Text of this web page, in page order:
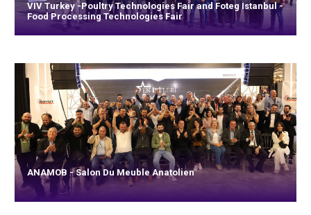
VIV Turkey -Poultry Technologies Fair and Foteg Istanbul -
Food Processing Technologies Fair
ANAMOB - Salon Du Meuble Anatolien